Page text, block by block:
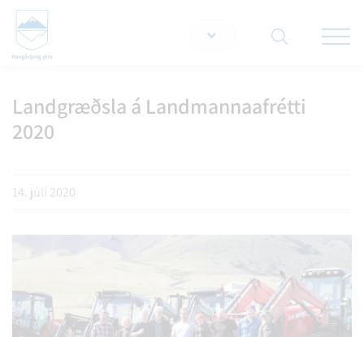
Landgræðsla á Landmannaafrétti
2020
14. júlí 2020
Leita á vef